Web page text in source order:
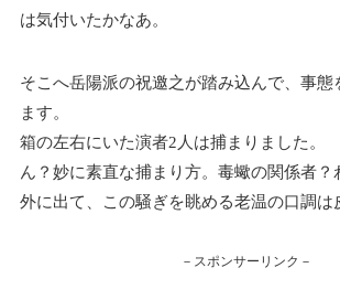
は気付いたかなあ。
そこへ岳陽派の祝邀之が踏み込んで、事態
ます。
箱の左右にいた演者2人は捕まりました。
ん？妙に素直な捕まり方。毒蠍の関係者？
外に出て、この騒ぎを眺める老温の口調は
－スポンサーリンク－